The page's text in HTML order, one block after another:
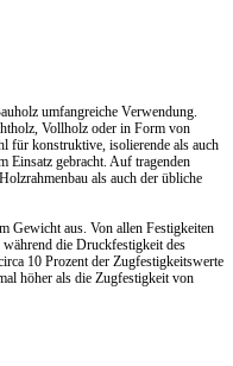
umfangreiche Verwendung.
Vollholz oder in Form von
für konstruktive, isolierende als auch
Einsatz gebracht. Auf tragenden
als auch der übliche
Gewicht aus. Von allen Festigkeiten
während die Druckfestigkeit des
10 Prozent der Zugfestigkeitswerte
höher als die Zugfestigkeit von